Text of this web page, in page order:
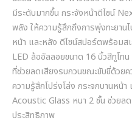
มีระดับมากขึ้น กระจังหน้าดีไซน์
พลัง ให้ความรู้สึกถึงการพุ่งทะยาน
หน้า และหลัง ดีไซน์สปอร์ตพร้อมส
LED ล้ออัลลอยขนาด 16 นิ้วสีทูโท
ที่ช่วยลดเสียงรบกวนขณะขับขี่ด้วย
ความรู้สึกโปร่งโล่ง กระจกบานหน้
Acoustic Glass หนา 2 ชั้น ช่วยล
ประสิทธิภาพ